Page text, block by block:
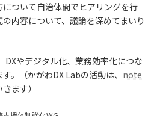
ついて自治体間でヒアリングを行
内容について、議論を深めてまいり
やデジタル化、業務効率化につな
。（かがわDX Labの活動は、 note
ます）